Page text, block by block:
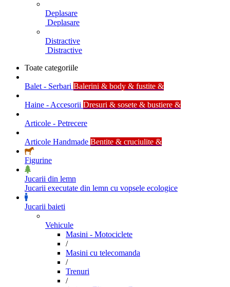
Deplasare
Deplasare
Distractive
Distractive
Toate categoriile
Balet - Serbari Balerini & body & fustite &
Haine - Accesorii Dresuri & sosete & bustiere &
Articole - Petrecere
Articole Handmade Bentite & cruciulite &
Figurine
Jucarii din lemn
Jucarii executate din lemn cu vopsele ecologice
Jucarii baieti
Vehicule
Masini - Motociclete
/
Masini cu telecomanda
/
Trenuri
/